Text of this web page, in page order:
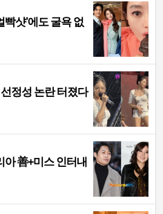
빡샷’에도 굴욕 없
정성 논란 터졌다
아 善+미스 인터내